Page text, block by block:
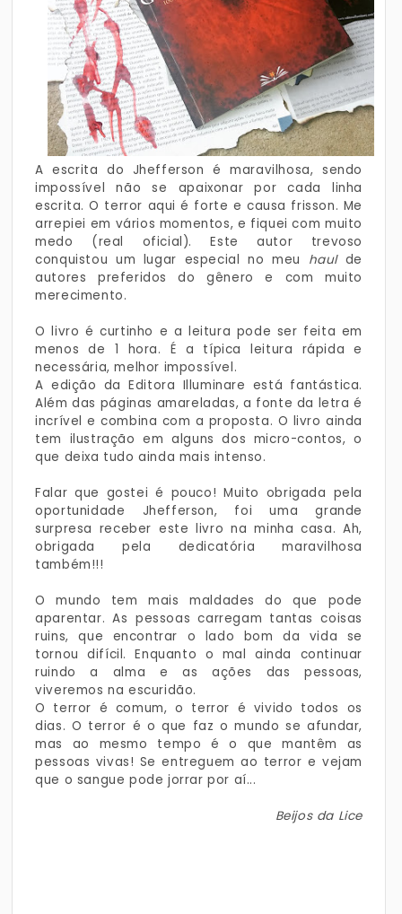
A escrita do Jhefferson é maravilhosa, sendo
impossível não se apaixonar por cada linha
escrita. O terror aqui é forte e causa frisson. Me
arrepiei em vários momentos, e fiquei com muito
medo (real oficial). Este autor trevoso
conquistou um lugar especial no meu haulde
autores preferidos do gênero e com muito
merecimento.
O livro é curtinho e a leitura pode ser feita em
menos de 1 hora. É a típica leitura rápida e
necessária, melhor impossível.
A edição da Editora Illuminare está fantástica.
Além das páginas amareladas, a fonte da letra é
incrível e combina com a proposta. O livro ainda
tem ilustração em alguns dos micro-contos, o
que deixa tudo ainda mais intenso.
Falar que gostei é pouco! Muito obrigada pela
oportunidade Jhefferson, foi uma grande
surpresa receber este livro na minha casa. Ah,
obrigada pela dedicatória maravilhosa
também!!!
O mundo tem mais maldades do que pode
aparentar. As pessoas carregam tantas coisas
ruins, que encontrar o lado bom da vida se
tornou difícil. Enquanto o mal ainda continuar
ruindo a alma e as ações das pessoas,
viveremos na escuridão.
O terror é comum, o terror é vivido todos os
dias. O terror é o que faz o mundo se afundar,
mas ao mesmo tempo é o que mantêm as
pessoas vivas! Se entreguem ao terror e vejam
que o sangue pode jorrar por aí...
Beijos da Lice